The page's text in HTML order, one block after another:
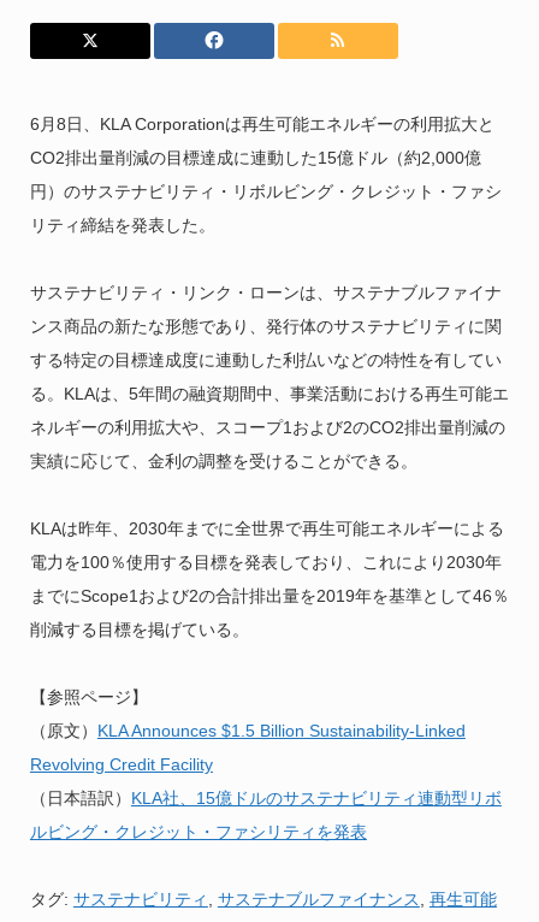
6月8日、KLA Corporationは再生可能エネルギーの利用拡大と
CO2排出量削減の目標達成に連動した15億ドル（約2,000億
円）のサステナビリティ・リボルビング・クレジット・ファシ
リティ締結を発表した。
サステナビリティ・リンク・ローンは、サステナブルファイナ
ンス商品の新たな形態であり、発行体のサステナビリティに関
する特定の目標達成度に連動した利払いなどの特性を有してい
る。KLAは、5年間の融資期間中、事業活動における再生可能エ
ネルギーの利用拡大や、スコープ1および2のCO2排出量削減の
実績に応じて、金利の調整を受けることができる。
KLAは昨年、2030年までに全世界で再生可能エネルギーによる
電力を100％使用する目標を発表しており、これにより2030年
までにScope1および2の合計排出量を2019年を基準として46％
削減する目標を掲げている。
【参照ページ】
（原文） KLA Announces $1.5 Billion Sustainability-Linked
Revolving Credit Facility
（日本語訳） KLA社、15億ドルのサステナビリティ連動型リボ
ルビング・クレジット・ファシリティを発表
タグ: サステナビリティ サステナブルファイナンス
再生可能